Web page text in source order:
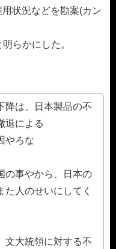
状況などを勘案(カン
らかにした。
降は、日本製品の不
退による
やろな
の事やから、日本の
た人のせいにしてく
文大統領に対する不